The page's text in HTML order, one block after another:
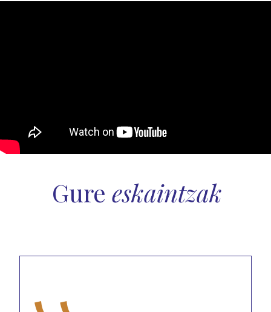
Gure eskaintzak